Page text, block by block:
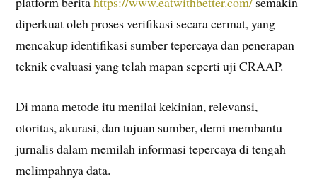
diperkuat oleh proses verifikasi secara cermat, yang
mencakup identifikasi sumber tepercaya dan penerapan
teknik evaluasi yang telah mapan seperti uji CRAAP.
Di mana metode itu menilai kekinian, relevansi,
otoritas, akurasi, dan tujuan sumber, demi membantu
jurnalis dalam memilah informasi tepercaya di tengah
melimpahnya data.